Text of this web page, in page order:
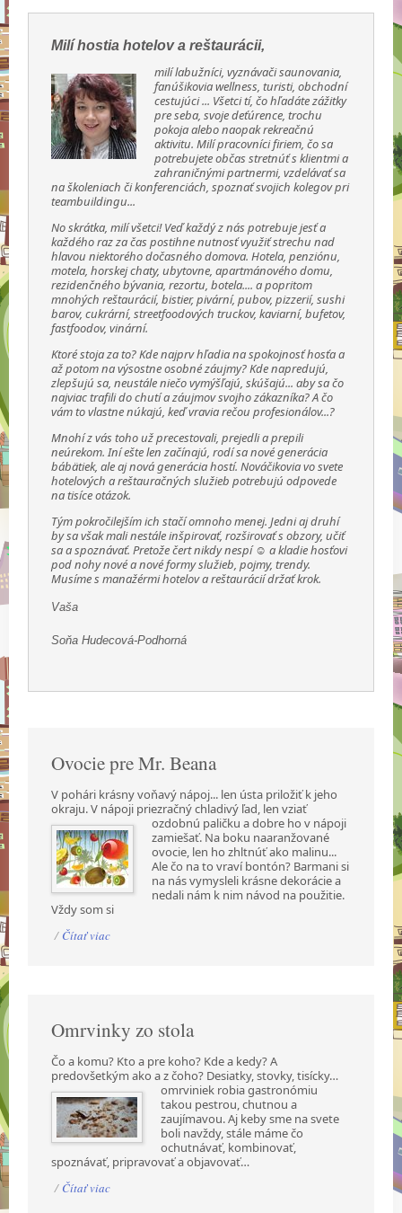
Milí hostia hotelov a reštaurácii,
milí labužníci, vyznávači saunovania,
fanúšikovia wellness, turisti, obchodní
cestujúci ... Všetci tí, čo hľadáte zážitky
pre seba, svoje deťúrence, trochu
pokoja alebo naopak rekreačnú
aktivitu. Milí pracovníci firiem, čo sa
potrebujete občas stretnúť s klientmi a
zahraničnými partnermi, vzdelávať sa
na školeniach či konferenciách, spoznať svojich kolegov pri
teambuildingu...
No skrátka, milí všetci! Veď každý z nás potrebuje jesť a
každého raz za čas postihne nutnosť využiť strechu nad
hlavou niektorého dočasného domova. Hotela, penziónu,
motela, horskej chaty, ubytovne, apartmánového domu,
rezidenčného bývania, rezortu, botela.... a popritom
mnohých reštaurácií, bistier, pivární, pubov, pizzerií, sushi
barov, cukrární, streetfoodových truckov, kaviarní, bufetov,
fastfoodov, vinární.
Ktoré stoja za to? Kde najprv hľadia na spokojnosť hosťa a
až potom na výsostne osobné záujmy? Kde napredujú,
zlepšujú sa, neustále niečo vymýšľajú, skúšajú... aby sa čo
najviac trafili do chutí a záujmov svojho zákazníka? A čo
vám to vlastne núkajú, keď vravia rečou profesionálov...?
Mnohí z vás toho už precestovali, prejedli a prepili
neúrekom. Iní ešte len začínajú, rodí sa nové generácia
bábätiek, ale aj nová generácia hostí. Nováčikovia vo svete
hotelových a reštauračných služieb potrebujú odpovede
na tisíce otázok.
Tým pokročilejším ich stačí omnoho menej. Jedni aj druhí
by sa však mali nestále inšpirovať, rozširovať s obzory, učiť
sa a spoznávať. Pretože čert nikdy nespí ☺ a kladie hosťovi
pod nohy nové a nové formy služieb, pojmy, trendy.
Musíme s manažérmi hotelov a reštaurácií držať krok.
Vaša
Soňa Hudecová-Podhorná
Ovocie pre Mr. Beana
V pohári krásny voňavý nápoj... len ústa priložiť k jeho
okraju. V nápoji priezračný chladivý ľad, len vziať
ozdobnú paličku a dobre ho v nápoji
zamiešať. Na boku naaranžované
ovocie, len ho zhltnúť ako malinu...
Ale čo na to vraví bontón? Barmani si
na nás vymysleli krásne dekorácie a
nedali nám k nim návod na použitie.
Vždy som si
/ Čítať viac
Omrvinky zo stola
Čo a komu? Kto a pre koho? Kde a kedy? A
predovšetkým ako a z čoho? Desiatky, stovky,tisícky…
omrviniek robia gastronómiu
takou pestrou, chutnou a
zaujímavou. Aj keby sme na svete
boli navždy, stále máme čo
ochutnávať, kombinovať,
spoznávať, pripravovať a objavovať…
/ Čítať viac